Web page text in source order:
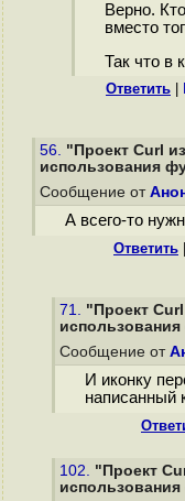
Верно.
вместо
Так что в
Ответить
56. "Проект Curl
использования
Сообщение от
А всего-то
Ответить
71. "Проект
Сообщение от
И иконку
написанный
102. "Проект